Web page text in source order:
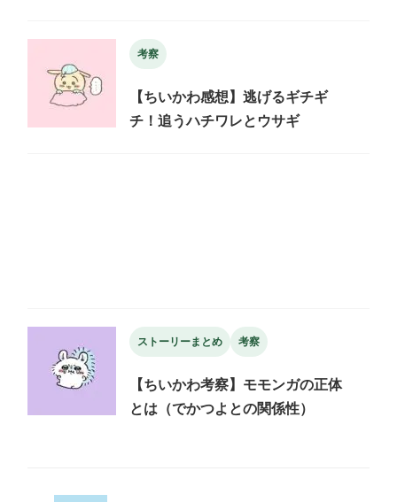
考察
【ちいかわ感想】逃げるギチギ
チ！追うハチワレとウサギ
ストーリーまとめ 考察
【ちいかわ考察】モモンガの正体
とは（でかつよとの関係性）